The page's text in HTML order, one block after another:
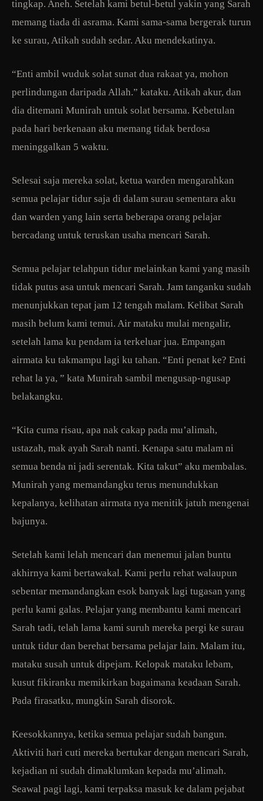
tingkap. Aneh. Setelah kami betul-betul yakin yang Sarah
memang tiada di asrama. Kami sama-sama bergerak turun
ke surau, Atikah sudah sedar. Aku mendekatinya.
“Enti ambil wuduk solat sunat dua rakaat ya, mohon
perlindungan daripada Allah.” kataku. Atikah akur, dan
dia ditemani Munirah untuk solat bersama. Kebetulan
pada hari berkenaan aku memang tidak berdosa
meninggalkan 5 waktu.
Selesai saja mereka solat, ketua warden mengarahkan
semua pelajar tidur saja di dalam surau sementara aku
dan warden yang lain serta beberapa orang pelajar
bercadang untuk teruskan usaha mencari Sarah.
Semua pelajar telahpun tidur melainkan kami yang masih
tidak putus asa untuk mencari Sarah. Jam tanganku sudah
menunjukkan tepat jam 12 tengah malam. Kelibat Sarah
masih belum kami temui. Air mataku mulai mengalir,
setelah lama ku pendam ia terkeluar jua. Empangan
airmata ku takmampu lagi ku tahan. “Enti penat ke? Enti
rehat la ya, ” kata Munirah sambil mengusap-ngusap
belakangku.
“Kita cuma risau, apa nak cakap pada mu’alimah,
ustazah, mak ayah Sarah nanti. Kenapa satu malam ni
semua benda ni jadi serentak. Kita takut” aku membalas.
Munirah yang memandangku terus menundukkan
kepalanya, kelihatan airmata nya menitik jatuh mengenai
bajunya.
Setelah kami lelah mencari dan menemui jalan buntu
akhirnya kami bertawakal. Kami perlu rehat walaupun
sebentar memandangkan esok banyak lagi tugasan yang
perlu kami galas. Pelajar yang membantu kami mencari
Sarah tadi, telah lama kami suruh mereka pergi ke surau
untuk tidur dan berehat bersama pelajar lain. Malam itu,
mataku susah untuk dipejam. Kelopak mataku lebam,
kusut fikiranku memikirkan bagaimana keadaan Sarah.
Pada firasatku, mungkin Sarah disorok.
Keesokkannya, ketika semua pelajar sudah bangun.
Aktiviti hari cuti mereka bertukar dengan mencari Sarah,
kejadian ni sudah dimaklumkan kepada mu’alimah.
Seawal pagi lagi, kami terpaksa masuk ke dalam pejabat